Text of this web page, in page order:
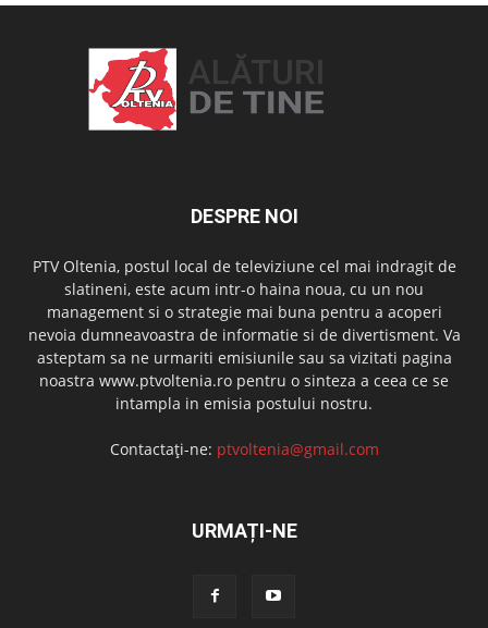
DESPRE NOI
PTV Oltenia, postul local de televiziune cel mai indragit de
slatineni, este acum intr-o haina noua, cu un nou
management si o strategie mai buna pentru a acoperi
nevoia dumneavoastra de informatie si de divertisment. Va
asteptam sa ne urmariti emisiunile sau sa vizitati pagina
noastra www.ptvoltenia.ro pentru o sinteza a ceea ce se
intampla in emisia postului nostru.
Contactați-ne: ptvoltenia@gmail.com
URMAȚI-NE